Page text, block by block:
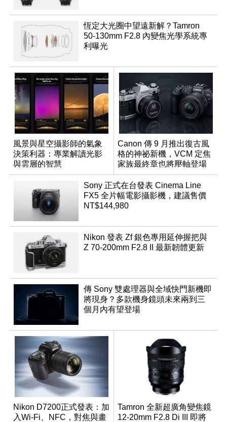
恆定大光圈中望遠新解？Tamron
50-130mm F2.8 內變焦光學系統專
利曝光
風景與星空攝影師的氣象
決策利器：專業解讀光影
與雲層的智慧
App「Atmos」登場
Canon 傳 9 月推出復古風
格的神祕新機，VCM 定焦
家族最終章也將壓軸登場
Sony 正式在台發表 Cinema Line
FX5 全片幅電影攝影機，建議售價
NT$144,980
Nikon 發表 Zf 銀色專用延伸握把與
Z 70-200mm F2.8 II 最新韌體更新
傳 Sony 雙處理器與全域快門新機即
將現身？多款機身鏡頭未來兩到三
個月內有望登場
Nikon D7200正式發表：加
入Wi-Fi、NFC，對焦與畫
Tamron 全新超廣角變焦鏡
12-20mm F2.8 Di III 即將